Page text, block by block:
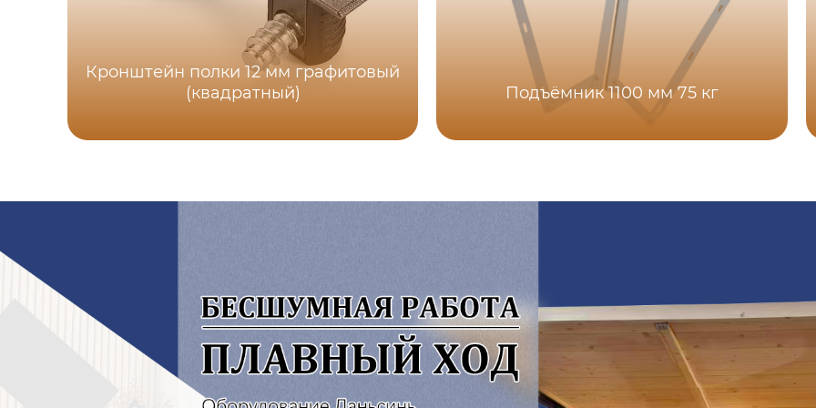
Кронштейн полки 12 мм графитовый
(квадратный)
Подъёмник 1100 мм 75 кг